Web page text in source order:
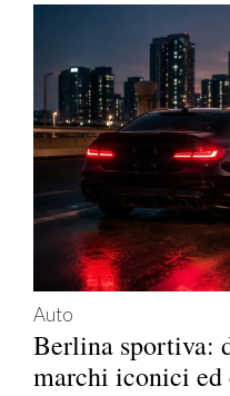
Auto
Berlina sportiva:
marchi iconici ed